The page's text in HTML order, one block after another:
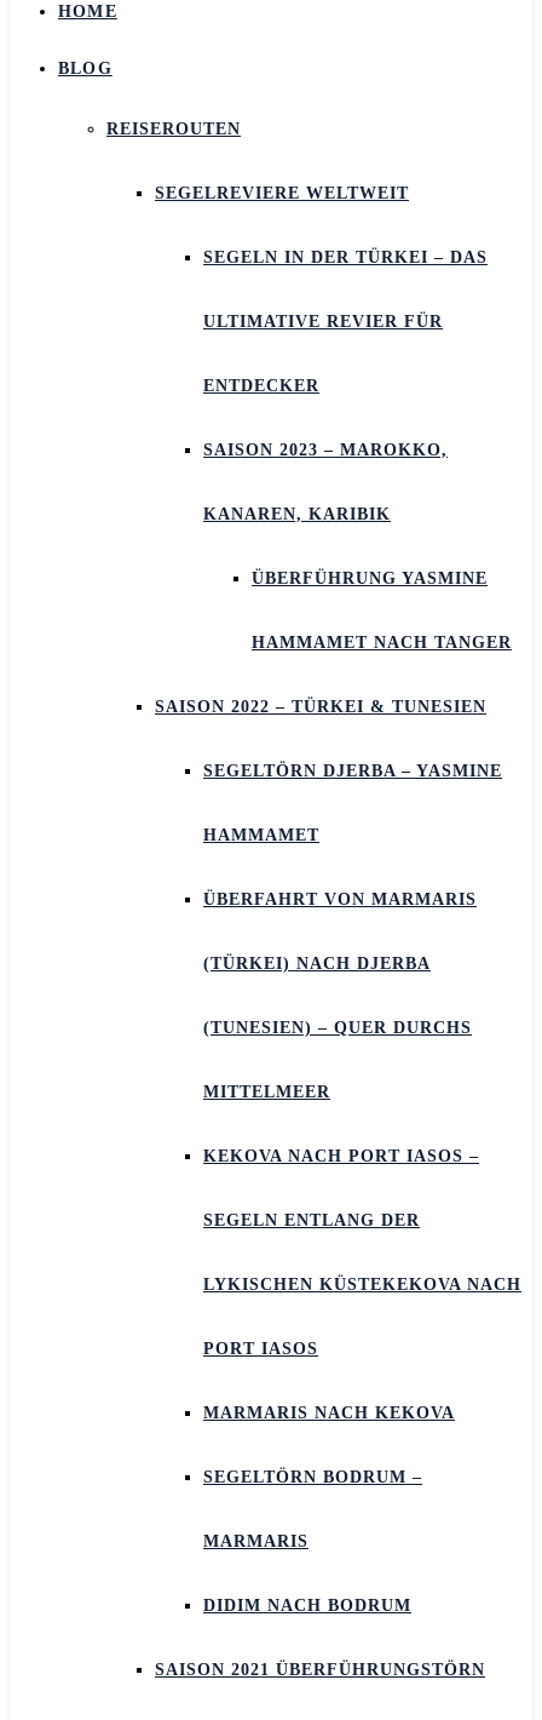
HOME
BLOG
REISEROUTEN
SEGELREVIERE WELTWEIT
SEGELN IN DER TÜRKEI – DAS
ULTIMATIVE REVIER FÜR
ENTDECKER
SAISON 2023 – MAROKKO,
KANAREN, KARIBIK
ÜBERFÜHRUNG YASMINE
HAMMAMET NACH TANGER
SAISON 2022 – TÜRKEI & TUNESIEN
SEGELTÖRN DJERBA – YASMINE
HAMMAMET
ÜBERFAHRT VON MARMARIS
(TÜRKEI) NACH DJERBA
(TUNESIEN) – QUER DURCHS
MITTELMEER
KEKOVA NACH PORT IASOS –
SEGELN ENTLANG DER
LYKISCHEN KÜSTEKEKOVA NACH
PORT IASOS
MARMARIS NACH KEKOVA
SEGELTÖRN BODRUM –
MARMARIS
DIDIM NACH BODRUM
SAISON 2021 ÜBERFÜHRUNGSTÖRN